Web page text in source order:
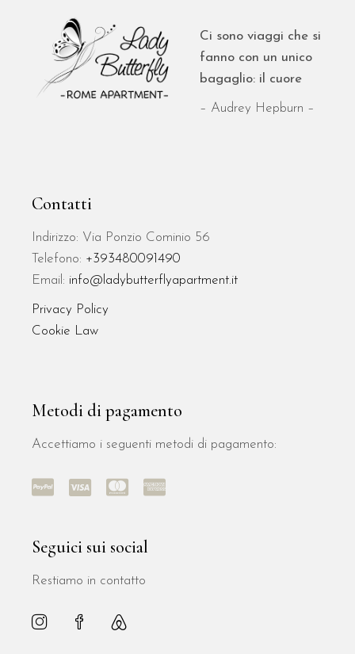
Ci sono viaggi che si
fanno con un unico
bagaglio: il cuore
– Audrey Hepburn –
Contatti
Indirizzo: Via Ponzio Cominio 56
Telefono: +393480091490
Email: info@ladybutterflyapartment.it
Privacy Policy
Cookie Law
Metodi di pagamento
Accettiamo i seguenti metodi di pagamento:
Seguici sui social
Restiamo in contatto